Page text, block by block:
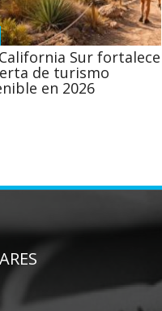
Sur fortalece
de turismo
en 2026